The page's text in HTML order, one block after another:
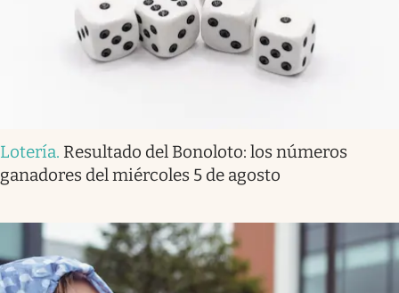
Lotería. Resultado del Bonoloto: los números
ganadores del miércoles 5 de agosto